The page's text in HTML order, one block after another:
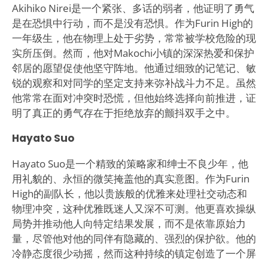
Akihiko Nirei是一个紧张、多话的弱者，他证明了勇气
是在恐惧中行动，而不是没有恐惧。作为Furin High的
一年级生，他在物理上处于劣势，常常被学校危险的现
实所压倒。然而，他对Makochi小镇的深深热爱和保护
邻居的愿望促使他坚守阵地。他通过细致的记笔记、敏
锐的观察和对同学的坚定支持来弥补战斗力不足。虽然
他常常在面对冲突时恐慌，但他始终选择向前推进，证
明了真正的勇气存在于拒绝放弃的颤抖双手之中。
Hayato Suo
Hayato Suo是一个精致的策略家和绅士不良少年，他
用礼貌的、永恒的微笑掩盖他的真实意图。作为Furin
High的副队长，他以贵族般的优雅来处理社交动态和
物理冲突，这种优雅既迷人又深不可测。他更喜欢操纵
局势并推动他人向特定结果发展，而不是依靠原始力
量，尽管他对他的同伴有隐藏的、强烈的保护欲。他的
冷静态度很少动摇，然而这种持续的镇定创造了一个屏